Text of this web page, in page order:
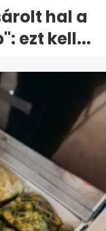
hal a
ezt kell...